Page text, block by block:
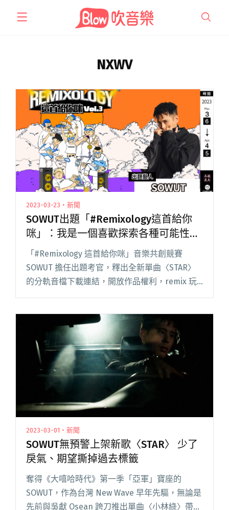
NXWV
2023-03-23・新聞
SOWUT出題「#Remixology這首給你
咪」：我是一個喜歡探索各種可能性的
人
「#Remixology 這首給你咪」音樂共創競賽
SOWUT 擔任出題考官，釋出全新單曲〈STAR〉
的分軌音檔下載連結，開放作品權利，remix 玩
法不設限，號召大家「咪」出自己的作品！
全文 "SOWUT出題「#Remixology這首給你
咪」：我是一個喜歡探索各種可能性的人"
2023-03-01・新聞
SOWUT無預警上架新歌〈STAR〉 少了
戾氣、期望撕掉過去標籤
奪得《大嘻哈時代》第一季「亞軍」寶座的
SOWUT，作為台灣 New Wave 早年先驅，無論是
先前與吳獻 Osean 跨刀推出單曲〈小林綠〉帶來